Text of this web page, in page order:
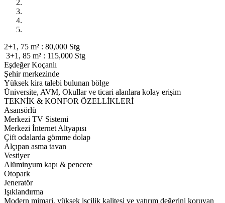
2+1, 75 m² : 80,000 Stg
3+1, 85 m² : 115,000 Stg
Eşdeğer Koçanlı
Şehir merkezinde
Yüksek kira talebi bulunan bölge
Üniversite, AVM, Okullar ve ticari alanlara kolay erişim
TEKNİK & KONFOR ÖZELLİKLERİ
Asansörlü
Merkezi TV Sistemi
Merkezi İnternet Altyapısı
Çift odalarda gömme dolap
Alçıpan asma tavan
Vestiyer
Alüminyum kapı & pencere
Otopark
Jeneratör
Işıklandırma
Modern mimari, yüksek işçilik kalitesi ve yatırım değerini koruyan